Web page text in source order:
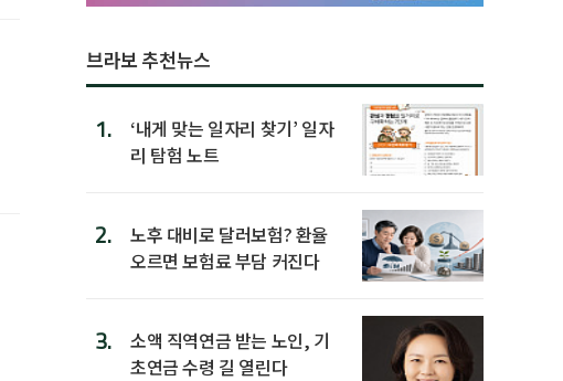
브라보 추천뉴스
1.
‘내게 맞는 일자리 찾기’ 일자
리 탐험 노트
2.
노후 대비로 달러보험? 환율
오르면 보험료 부담 커진다
3.
소액 직역연금 받는 노인, 기
초연금 수령 길 열린다